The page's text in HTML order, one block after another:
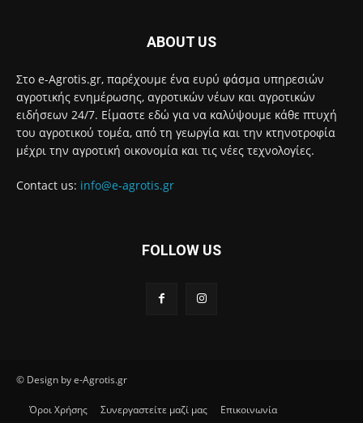
ABOUT US
Στο e-Agrotis.gr, παρέχουμε ένα ευρύ φάσμα υπηρεσιών
αγροτικής ενημέρωσης, αγροτικών νέων και αγροτικών
ειδήσεων 24/7. Είμαστε εδώ για να καλύψουμε κάθε πτυχή
του αγροτικού τομέα, από τη γεωργία και την κτηνοτροφία
μέχρι την αγροτική οικονομία και τις νέες τεχνολογίες.
Contact us: info@e-agrotis.gr
FOLLOW US
© Design by e-Agrotis.gr
Όροι Χρήσης Συνεργαστείτε μαζί μας
Επικοινωνία